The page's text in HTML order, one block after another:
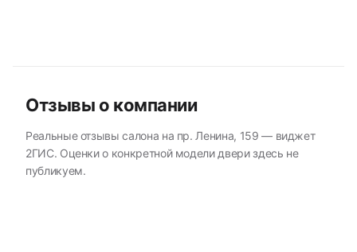
Отзывы о компании
Реальные отзывы салона на пр. Ленина, 159 — виджет
2ГИС. Оценки о конкретной модели двери здесь не
публикуем.